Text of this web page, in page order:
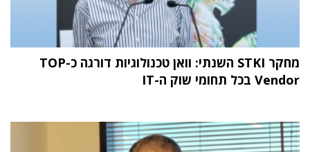
מחקר STKI השנתי: וואן טכנולוגיות דורגה כ-TOP
Vendor בכל תחומי שוק ה-IT